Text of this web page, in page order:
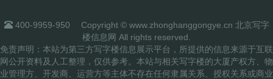
400-9959-950
Copyright © www.zhonghanggongye.cn 北京写字
楼信息网 All rights reserved.
免责声明：本站为第三方写字楼信息展示平台，所提供的信息来源于互联
网公开资料及人工整理，仅供参考。本站与相关写字楼的大厦产权方、物
业管理方、开发商、运营方等主体不存在任何隶属关系、授权关系或商业